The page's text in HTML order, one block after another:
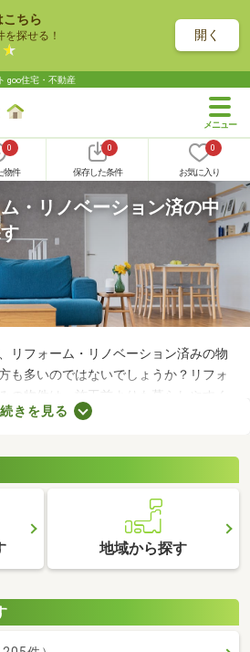
こちら
を探せる！ 開く
goo住宅・不動産
0
物件
0
保存した条件
0
お気に入り
・リノベーション済の中
リフォーム・リノベーション済みの物
も多いのではないでしょうか？リフォ
の物件は、施工前よりも暮らしやすく
。住みやすさを感じられる最良の物件
介しますので、ぜひチェックしてみて
続きを見る
地域から探す